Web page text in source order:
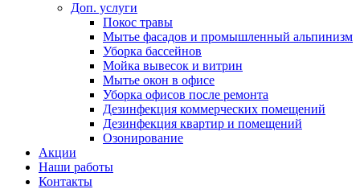
Доп. услуги
Покос травы
Мытье фасадов и промышленный альпинизм
Уборка бассейнов
Мойка вывесок и витрин
Мытье окон в офисе
Уборка офисов после ремонта
Дезинфекция коммерческих помещений
Дезинфекция квартир и помещений
Озонирование
Акции
Наши работы
Контакты